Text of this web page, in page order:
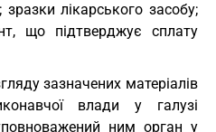
лікарського засобу;
що підтверджує сплату
зазначених матеріалів
влади у галузі
ним орган у